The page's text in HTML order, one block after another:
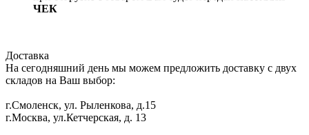
ЧЕК
Доставка
На сегодняшний день мы можем предложить доставку с двух
складов на Ваш выбор:
г.Смоленск, ул. Рыленкова, д.15
г.Москва, ул.Кетчерская, д. 13